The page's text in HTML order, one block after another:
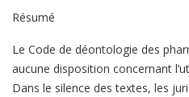
Résumé
Le Code de déontologie des
aucune disposition concernant
Dans le silence des textes, les